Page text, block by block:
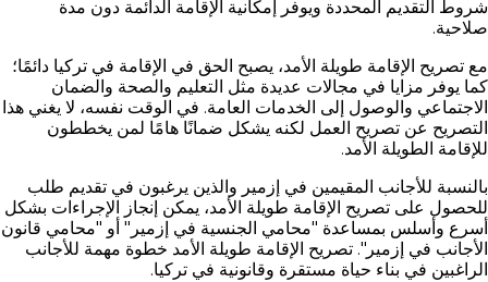
شروط التقديم المحددة ويوفر إمكانية الإقامة الدائمة دون مدة
صلاحية.
مع تصريح الإقامة طويلة الأمد، يصبح الحق في الإقامة في تركيا دائمًا؛
كما يوفر مزايا في مجالات عديدة مثل التعليم والصحة والضمان
الاجتماعي والوصول إلى الخدمات العامة. في الوقت نفسه، لا يغني هذا
التصريح عن تصريح العمل لكنه يشكل ضمانًا هامًا لمن يخططون
للإقامة الطويلة الأمد.
بالنسبة للأجانب المقيمين في إزمير والذين يرغبون في تقديم طلب
للحصول على تصريح الإقامة طويلة الأمد، يمكن إنجاز الإجراءات بشكل
أسرع وأسلس بمساعدة "محامي الجنسية في إزمير" أو "محامي قانون
الأجانب في إزمير". تصريح الإقامة طويلة الأمد خطوة مهمة للأجانب
الراغبين في بناء حياة مستقرة وقانونية في تركيا.